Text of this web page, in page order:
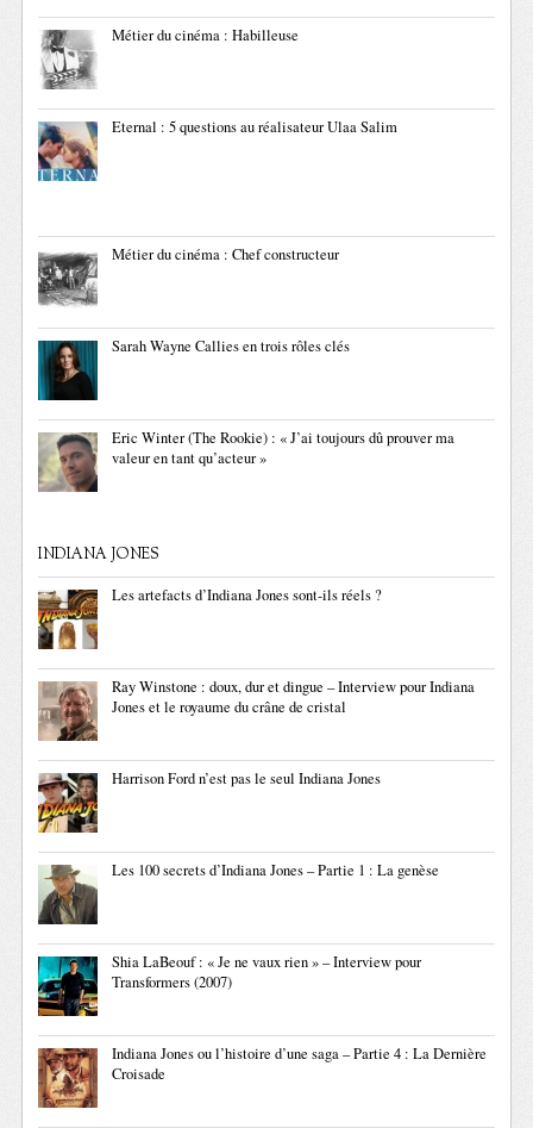
Métier du cinéma : Habilleuse
Eternal : 5 questions au réalisateur Ulaa Salim
Métier du cinéma : Chef constructeur
Sarah Wayne Callies en trois rôles clés
Eric Winter (The Rookie) : « J’ai toujours dû prouver ma
valeur en tant qu’acteur »
INDIANA JONES
Les artefacts d’Indiana Jones sont-ils réels ?
Ray Winstone : doux, dur et dingue – Interview pour Indiana
Jones et le royaume du crâne de cristal
Harrison Ford n’est pas le seul Indiana Jones
Les 100 secrets d’Indiana Jones – Partie 1 : La genèse
Shia LaBeouf : « Je ne vaux rien » – Interview pour
Transformers (2007)
Indiana Jones ou l’histoire d’une saga – Partie 4 : La Dernière
Croisade